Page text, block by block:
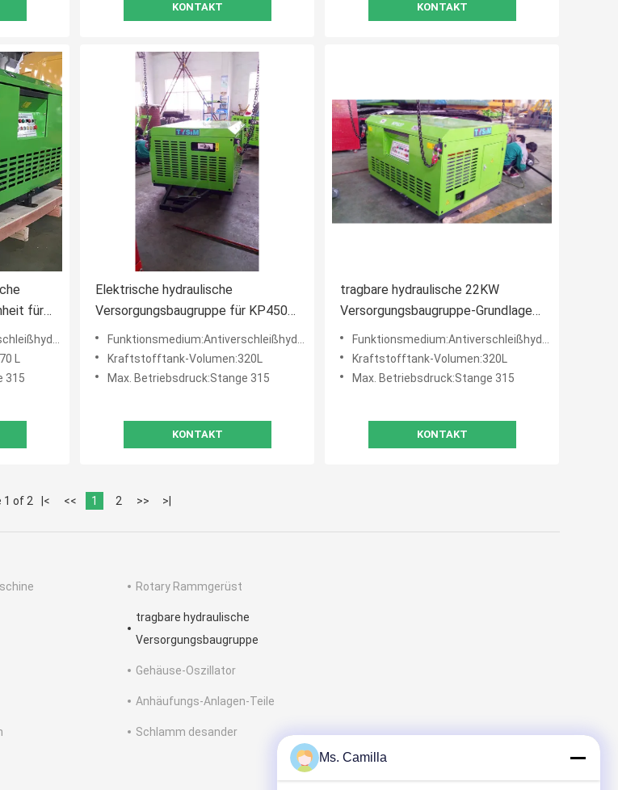
KONTAKT KONTAKT
für
32# oder 46#
L
315
Elektrische hydraulische
Versorgungsbaugruppe für KP450S
hydraulische Pumpstation
Stapelunterbrecher Kraftstofftank
Volumen-320L
Funktionsmedium:Antiverschleißhydrauliköl 32# oder 46#
Kraftstofftank-Volumen:320L
Max. Betriebsdruck:Stange 315
KONTAKT
tragbare hydraulische 22KW
Versorgungsbaugruppe-Grundlagen-
Baugeräte
Funktionsmedium:Antiverschleißhydrauliköl 32# oder 46#
Kraftstofftank-Volumen:320L
Max. Betriebsdruck:Stange 315
KONTAKT
1 of 2 |< << 1 2 >> >|
Rotary Rammgerüst
tragbare hydraulische
Versorgungsbaugruppe
Gehäuse-Oszillator
Anhäufungs-Anlagen-Teile
Schlamm desander
Ms. Camilla